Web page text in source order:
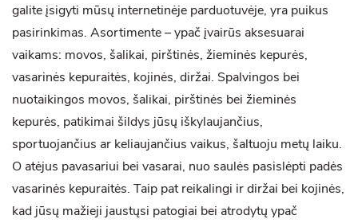
galite įsigyti mūsų internetinėje parduotuvėje, yra puikus
pasirinkimas. Asortimente – ypač įvairūs aksesuarai
vaikams: movos, šalikai, pirštinės, žieminės kepurės,
vasarinės kepuraitės, kojinės, diržai. Spalvingos bei
nuotaikingos movos, šalikai, pirštinės bei žieminės
kepurės, patikimai šildys jūsų iškylaujančius,
sportuojančius ar keliaujančius vaikus, šaltuoju metų laiku.
O atėjus pavasariui bei vasarai, nuo saulės pasislėpti padės
vasarinės kepuraitės. Taip pat reikalingi ir diržai bei kojinės,
kad jūsų mažieji jaustųsi patogiai bei atrodytų ypač